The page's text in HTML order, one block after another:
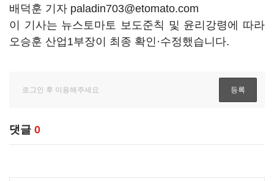
배덕훈 기자 paladin703@etomato.com
이 기사는 뉴스토마토 보도준칙 및 윤리강령에 따라
오승훈 산업1부장이 최종 확인·수정했습니다.
댓글 0